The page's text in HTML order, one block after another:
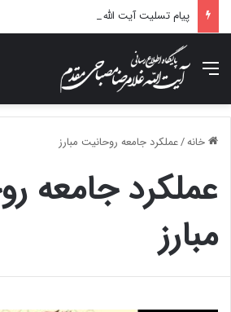
منو
خانه/عملکرد جامعه روحانیت مبارز
عملکرد جامعه
مبارز